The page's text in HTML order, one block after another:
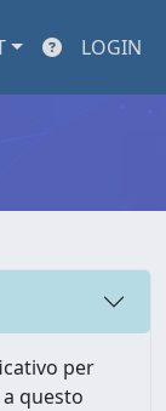
LOGIN
per
questo